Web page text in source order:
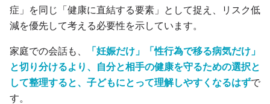
症」を同じ「健康に直結する要素」として捉え、リスク低
減を優先して考える必要性を示しています。
家庭での会話も、
「妊娠だけ」「性行為で移る病気だけ」
と切り分けるより、自分と相手の健康を守るための選択と
して整理すると、子どもにとって理解しやすくなるはずで
す。